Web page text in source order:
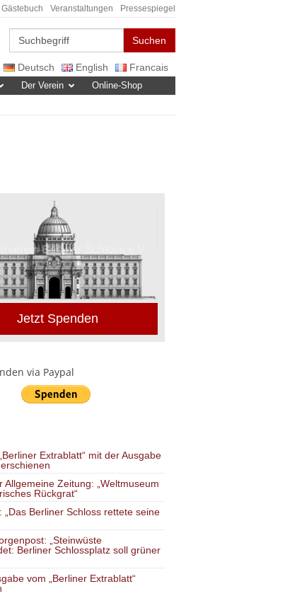
Gästebuch Veranstaltungen Pressespiegel
Suchen
Deutsch English
Francais
Der Verein Online-Shop
Jetzt Spenden
via Paypal
Extrablatt“ mit der Ausgabe
Allgemeine Zeitung: „Weltmuseum
Rückgrat“
„Das Berliner Schloss rettete seine
„Steinwüste
Berliner Schlossplatz soll grüner
vom „Berliner Extrablatt“